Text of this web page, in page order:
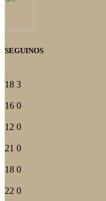
SEGUINOS
18 3
16 0
12 0
21 0
18 0
22 0